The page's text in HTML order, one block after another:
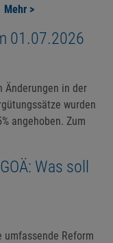
Mehr >
01.07.2026
Änderungen in der
wurden
angehoben. Zum
Was soll
Reform